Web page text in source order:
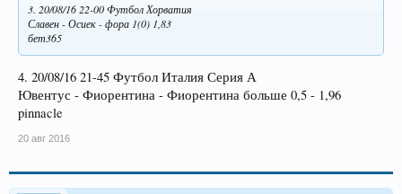
3. 20/08/16 22-00 Футбол Хорватия
Славен - Осиек - фора 1(0) 1,83
бет365
4. 20/08/16 21-45 Футбол Италия Серия А
Ювентус - Фиорентина - Фиорентина больше 0,5 - 1,96
pinnacle
20 авг 2016